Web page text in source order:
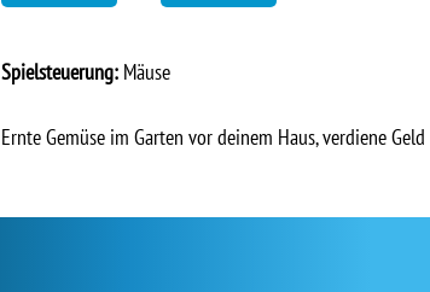
Spielsteuerung: Mäuse
Ernte Gemüse im Garten vor deinem Haus, verdiene